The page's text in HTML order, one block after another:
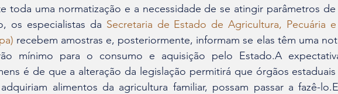
toda uma normatização e a necessidade de se atingir parâmetros
os especialistas da Secretaria de Estado de Agricultura, Pecuária
recebem amostras e, posteriormente, informam se elas têm uma
mínimo para o consumo e aquisição pelo Estado.A
é de que a alteração da legislação permitirá que órgãos
alimentos da agricultura familiar, possam passar a fazê-